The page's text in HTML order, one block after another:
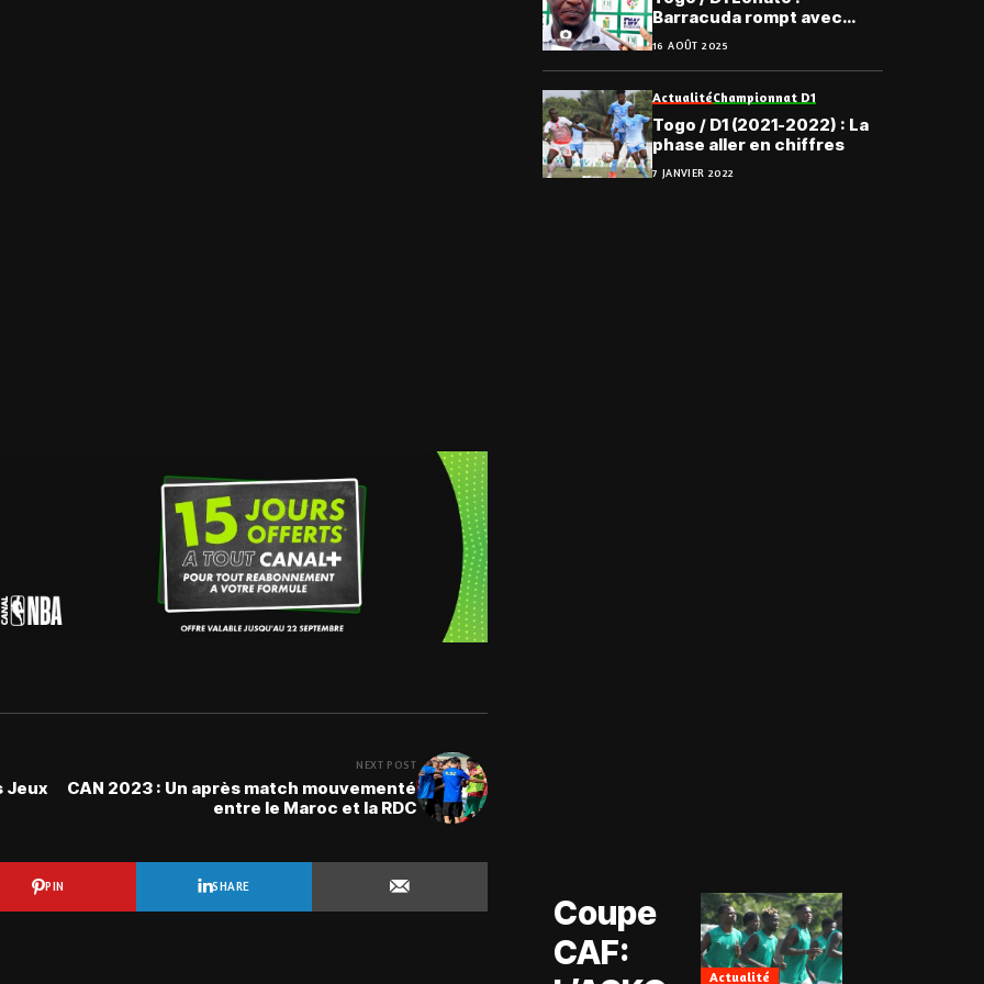
Jeux
NEXT POST
CAN 2023 : Un après match mouvementé
entre le Maroc et la RDC
PIN SHARE
Barracuda rompt avec
Ouadja Lantame
16 AOÛT 2025
ActualitéChampionnat D1
Togo / D1 (2021-2022) : La
phase aller en chiffres
7 JANVIER 2022
Coupe
CAF:
Actualité